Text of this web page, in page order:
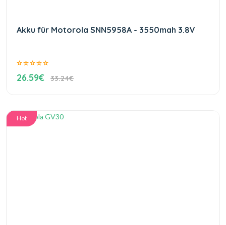
Akku für Motorola SNN5958A - 3550mah 3.8V
26.59€ 33.24€
Hot